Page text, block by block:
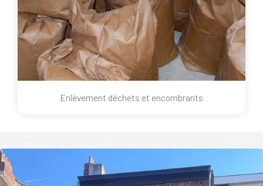
Enlèvement déchets et encombrants